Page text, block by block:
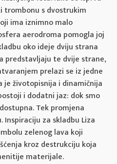
s dvostrukim
ima iznimno malo
aerodroma pomogla joj
oko ideje dviju strana
predstavljaju te dvije strane,
prelazi se iz jedne
je životopisnija i dinamičnija
i dodatni jaz: dok smo
Tek promjena
za skladbu Liza
zelenog lava koji
kroz destrukciju koja
materijale.